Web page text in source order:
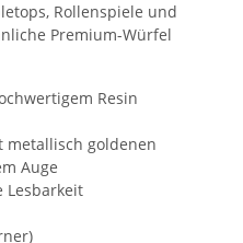
Rollenspiele und
Premium-Würfel
Resin
metallisch goldenen
Auge
Lesbarkeit